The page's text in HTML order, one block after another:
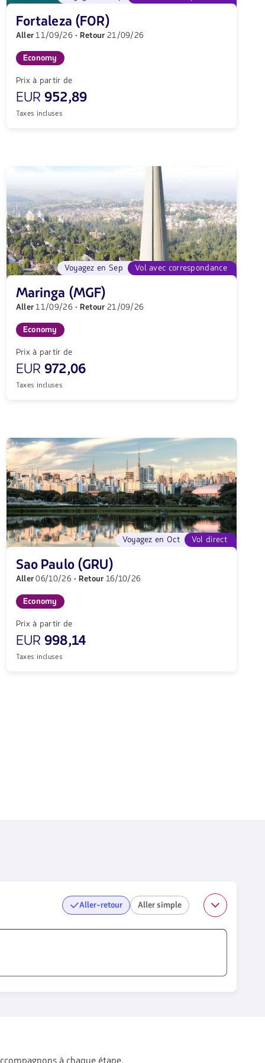
Fortaleza (FOR)
Aller11/09/26· Retour 21/09/26
Economy
Prix à partir de
EUR952,89
Taxes incluses
Vol avec correspondance
Voyagez en Sep
Maringa (MGF)
Aller11/09/26· Retour 21/09/26
Economy
Prix à partir de
EUR972,06
Taxes incluses
Vol direct
Voyagez en Oct
Sao Paulo (GRU)
Aller06/10/26· Retour 16/10/26
Economy
Prix à partir de
EUR998,14
Taxes incluses
Aller-retour Aller simple
à chaque étape.